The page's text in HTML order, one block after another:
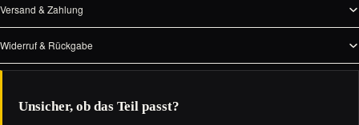
Versand & Zahlung
Widerruf & Rückgabe
Unsicher, ob das Teil passt?